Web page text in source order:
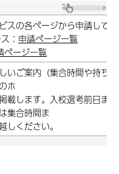
スの各ページから申請して
： 申請ページ一覧
ページ一覧
いご案内（集合時間や持ち
ホ
載します。入校選考前日ま
集合時間ま
しください。